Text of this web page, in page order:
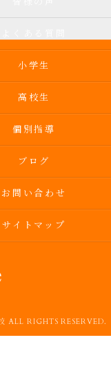
小学生
高校生
個別指導
ブログ
お問い合わせ
サイトマップ
ALL RIGHTS RESERVED.